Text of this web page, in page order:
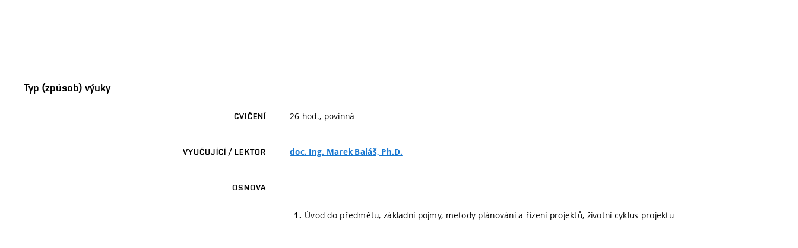
Typ (způsob) výuky
CVIČENÍ 26 hod., povinná
VYUČUJÍCÍ / LEKTOR doc. Ing. Marek Baláš, Ph.D.
OSNOVA
Úvod do předmětu, základní pojmy, metody plánování a řízení projektů, životní cyklus projektu